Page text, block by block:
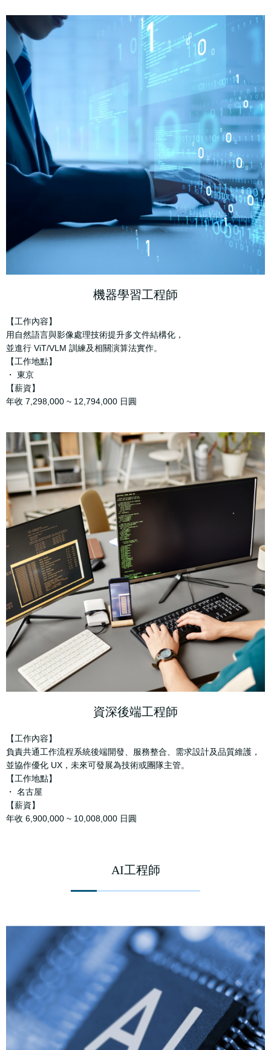
機器學習工程師
【工作內容】
用自然語言與影像處理技術提升多文件結構化，
並進行 ViT/VLM 訓練及相關演算法實作。
【工作地點】
・ 東京
【薪資】
年收 7,298,000 ~ 12,794,000 日圓
資深後端工程師
【工作內容】
負責共通工作流程系統後端開發、服務整合、需求設計及品質維護，
並協作優化 UX，未來可發展為技術或團隊主管。
【工作地點】
・ 名古屋
【薪資】
年收 6,900,000 ~ 10,008,000 日圓
AI工程師